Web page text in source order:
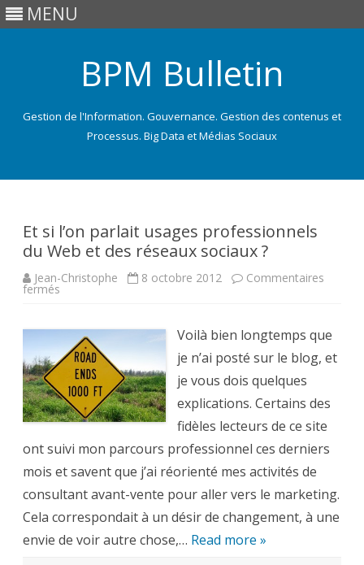
MENU
BPM Bulletin
Gestion de l'Information. Gouvernance. Gestion des contenus et
Processus. Big Data et Médias Sociaux
Et si l’on parlait usages professionnels
du Web et des réseaux sociaux ?
Jean-Christophe 8 octobre 2012 Commentaires
fermés
parlait
usages
professionnels
du
Web
et
des
réseaux
sociaux
Voilà bien longtemps que
je n’ai posté sur le blog, et
je vous dois quelques
explications. Certains des
fidèles lecteurs de ce site
ont suivi mon parcours professionnel ces derniers
mois et savent que j’ai réorienté mes activités de
consultant avant-vente pour aller vers le marketing.
Cela correspondait à un désir de changement, à une
envie de voir autre chose,… Read more »